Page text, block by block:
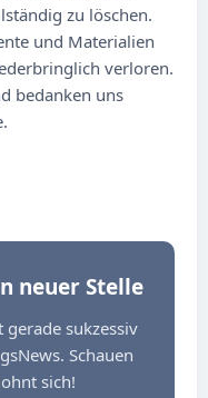
zu löschen.
und Materialien
verloren.
bedanken uns
neuer Stelle
gerade sukzessiv
Schauen
sich!